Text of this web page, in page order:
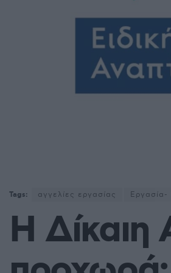
Tags: αγγελίες εργασίας Εργασία-
Η Δίκαιη